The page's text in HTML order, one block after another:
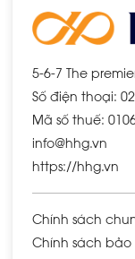
5-6-7 The
Số điện thoại:
Mã số thuế:
info@hhg.vn
https://hhg.vn
Chính sách
Chính sách